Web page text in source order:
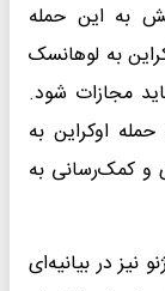
به این حمله
به لوهانسک
مجازات شود.
اوکراین به
و کمک‌رسانی به
نیز در بیانیه‌ای